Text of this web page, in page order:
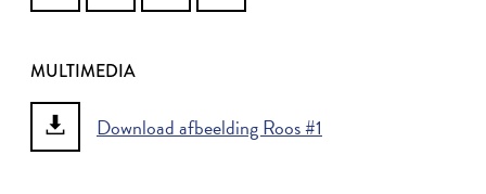
MULTIMEDIA
Download afbeelding Roos #1